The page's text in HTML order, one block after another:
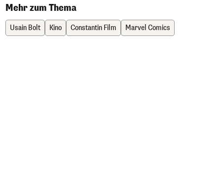
Mehr zum Thema
Usain Bolt Kino Constantin Film Marvel Comics